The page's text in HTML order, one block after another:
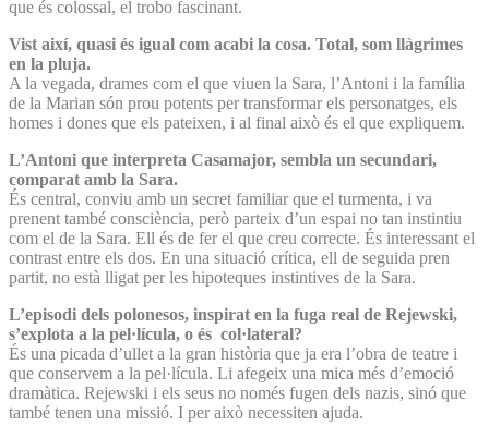
que és colossal, el trobo fascinant.
Vist així, quasi és igual com acabi la cosa. Total, som llàgrimes
en la pluja.
A la vegada, drames com el que viuen la Sara, l’Antoni i la família
de la Marian són prou potents per transformar els personatges, els
homes i dones que els pateixen, i al final això és el que expliquem.
L’Antoni que interpreta Casamajor, sembla un secundari,
comparat amb la Sara.
És central, conviu amb un secret familiar que el turmenta, i va
prenent també consciència, però parteix d’un espai no tan instintiu
com el de la Sara. Ell és de fer el que creu correcte. És interessant el
contrast entre els dos. En una situació crítica, ell de seguida pren
partit, no està lligat per les hipoteques instintives de la Sara.
L’episodi dels polonesos, inspirat en la fuga real de Rejewski,
s’explota a la pel·lícula, o és col·lateral?
És una picada d’ullet a la gran història que ja era l’obra de teatre i
que conservem a la pel·lícula. Li afegeix una mica més d’emoció
dramàtica. Rejewski i els seus no només fugen dels nazis, sinó que
també tenen una missió. I per això necessiten ajuda.